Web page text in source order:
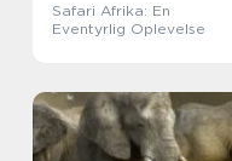
Safari Afrika: En
Eventyrlig Oplevelse